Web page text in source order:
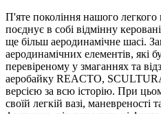
П'яте покоління нашого легкого
поєднує в собі відмінну
ще більш аеродинамічне шасі.
аеродинамічних елементів, які
перевіреному у змаганнях та
аеробайку REACTO,
версією за всю історію. При
своїй легкій вазі, маневреності